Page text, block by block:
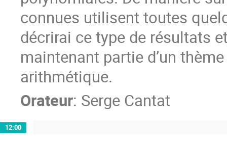
connues utilisent toutes
décrirai ce type de résultats
maintenant partie d’un
arithmétique.
Orateur: Serge Cantat
12:00